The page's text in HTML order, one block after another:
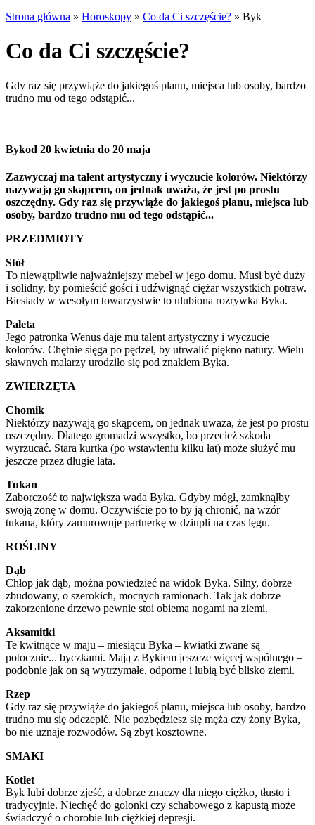
Strona główna » Horoskopy » Co da Ci szczęście? » Byk
Co da Ci szczęście?
Gdy raz się przywiąże do jakiegoś planu, miejsca lub osoby, bardzo
trudno mu od tego odstąpić...
Bykod 20 kwietnia do 20 maja
Zazwyczaj ma talent artystyczny i wyczucie kolorów. Niektórzy
nazywają go skąpcem, on jednak uważa, że jest po prostu
oszczędny. Gdy raz się przywiąże do jakiegoś planu, miejsca lub
osoby, bardzo trudno mu od tego odstąpić...
PRZEDMIOTY
Stół
To niewątpliwie najważniejszy mebel w jego domu. Musi być duży
i solidny, by pomieścić gości i udźwignąć ciężar wszystkich potraw.
Biesiady w wesołym towarzystwie to ulubiona rozrywka Byka.
Paleta
Jego patronka Wenus daje mu talent artystyczny i wyczucie
kolorów. Chętnie sięga po pędzel, by utrwalić piękno natury. Wielu
sławnych malarzy urodziło się pod znakiem Byka.
ZWIERZĘTA
Chomik
Niektórzy nazywają go skąpcem, on jednak uważa, że jest po prostu
oszczędny. Dlatego gromadzi wszystko, bo przecież szkoda
wyrzucać. Stara kurtka (po wstawieniu kilku łat) może służyć mu
jeszcze przez długie lata.
Tukan
Zaborczość to największa wada Byka. Gdyby mógł, zamknąłby
swoją żonę w domu. Oczywiście po to by ją chronić, na wzór
tukana, który zamurowuje partnerkę w dziupli na czas lęgu.
ROŚLINY
Dąb
Chłop jak dąb, można powiedzieć na widok Byka. Silny, dobrze
zbudowany, o szerokich, mocnych ramionach. Tak jak dobrze
zakorzenione drzewo pewnie stoi obiema nogami na ziemi.
Aksamitki
Te kwitnące w maju – miesiącu Byka – kwiatki zwane są
potocznie... byczkami. Mają z Bykiem jeszcze więcej wspólnego –
podobnie jak on są wytrzymałe, odporne i lubią być blisko ziemi.
Rzep
Gdy raz się przywiąże do jakiegoś planu, miejsca lub osoby, bardzo
trudno mu się odczepić. Nie pozbędziesz się męża czy żony Byka,
bo nie uznaje rozwodów. Są zbyt kosztowne.
SMAKI
Kotlet
Byk lubi dobrze zjeść, a dobrze znaczy dla niego ciężko, tłusto i
tradycyjnie. Niechęć do golonki czy schabowego z kapustą może
świadczyć o chorobie lub ciężkiej depresji.